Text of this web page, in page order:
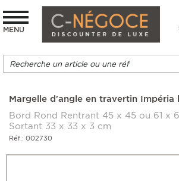
MENU
Margelle d'angle en travertin Impéria
Bord Rond Rentrant 45 x 45 ou 61 x
Sortant 33 x 33 x 3 cm
Réf.: 002730